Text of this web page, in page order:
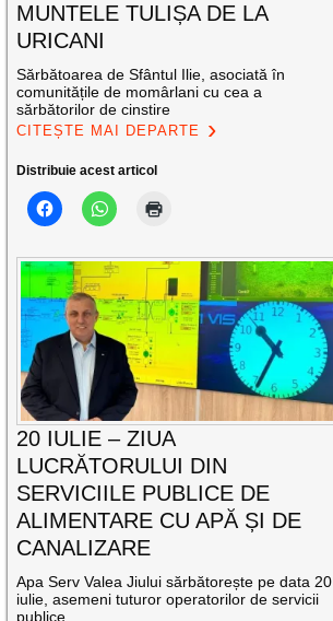
MUNTELE TULIȘA DE LA
URICANI
Sărbătoarea de Sfântul Ilie, asociată în
comunitățile de momârlani cu cea a
sărbătorilor de cinstire
CITEȘTE MAI DEPARTE
Distribuie acest articol
20 IULIE – ZIUA
LUCRĂTORULUI DIN
SERVICIILE PUBLICE DE
ALIMENTARE CU APĂ ȘI DE
CANALIZARE
Apa Serv Valea Jiului sărbătorește pe data 20
iulie, asemeni tuturor operatorilor de servicii
publice